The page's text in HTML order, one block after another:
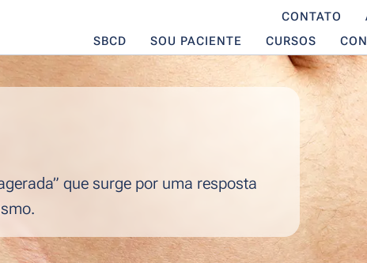
SBCD SOU PACIENTE CURSOS
CONTATO
que surge por uma resposta